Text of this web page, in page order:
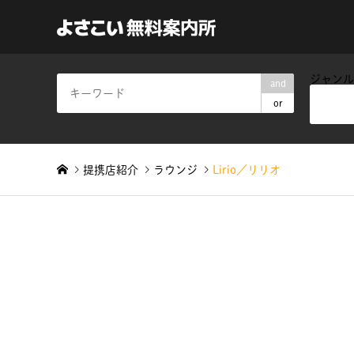
and
or
ジャン
提携店紹介 ラウンジ Lirio／リリオ